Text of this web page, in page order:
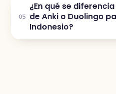
05
¿En qué se
de Anki o Duolingo
Indonesio?